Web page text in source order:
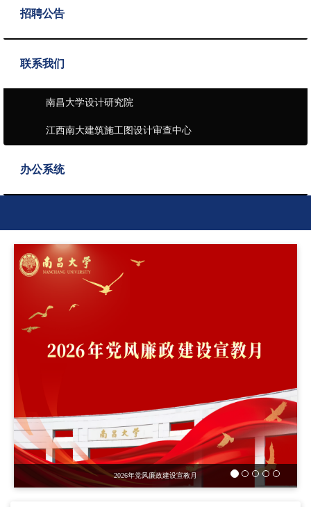
招聘公告
联系我们
南昌大学设计研究院
江西南大建筑施工图设计审查中心
办公系统
2026年党风廉政建设宣教月